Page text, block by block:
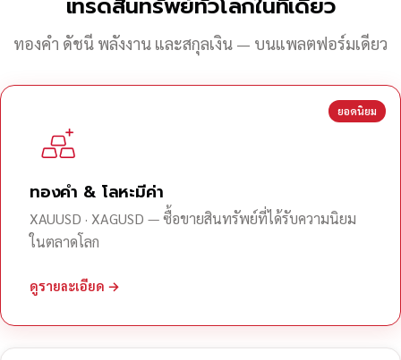
ทองคำ ดัชนี พลังงาน และสกุลเงิน — บนแพลตฟอร์มเดียว
ยอดนิยม
ทองคำ & โลหะมีค่า
XAUUSD · XAGUSD — ซื้อขายสินทรัพย์ที่ได้รับความนิยม
ในตลาดโลก
ดูรายละเอียด →